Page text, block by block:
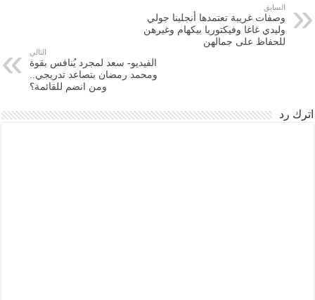
السابق
وصفات غريبة تعتمدها أنجلينا جولي
وليدي غاغا وفيكتوريا بيكهام وغيرهن
للحفاظ على جمالهن
التالي
الفيديو- سعد لمجرد يُنافس بقوة
ومحمد رمضان بتصاعد تدريجي..
ومن انضم للقائمة؟
اترك رد